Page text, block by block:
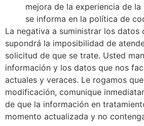
mejora de la experiencia de
se informa en la política de
La negativa a suministrar los datos
supondrá la imposibilidad de
solicitud de que se trate. Usted
información y los datos que nos
actuales y veraces. Le rogamos
modificación, comunique
de que la información en
momento actualizada y no